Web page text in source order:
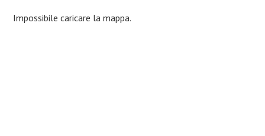
Impossibile caricare la mappa.